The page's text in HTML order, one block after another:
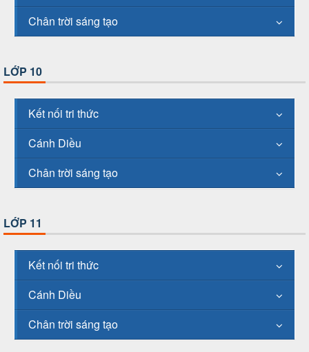
Chân trời sáng tạo
LỚP 10
Kết nối tri thức
Cánh Diều
Chân trời sáng tạo
LỚP 11
Kết nối tri thức
Cánh Diều
Chân trời sáng tạo